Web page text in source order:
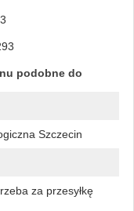
podobne do
Szczecin
za przesyłkę